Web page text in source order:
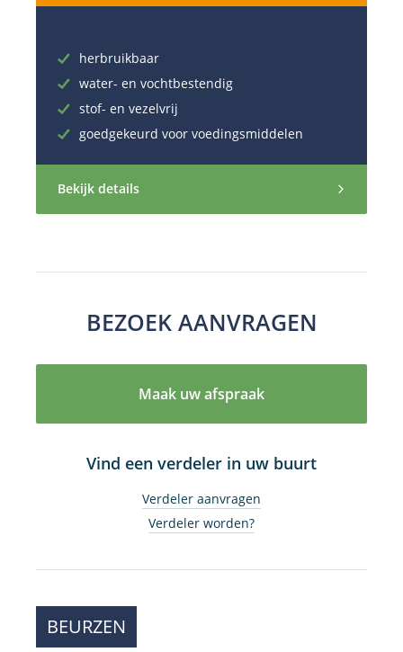
herbruikbaar
water- en vochtbestendig
stof- en vezelvrij
goedgekeurd voor voedingsmiddelen
Bekijk details
BEZOEK AANVRAGEN
Maak uw afspraak
Vind een verdeler in uw buurt
Verdeler aanvragen
Verdeler worden?
BEURZEN